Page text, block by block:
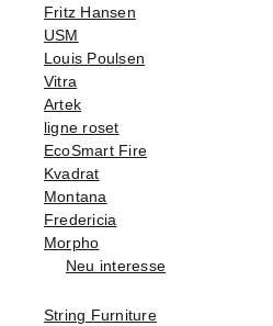
Fritz Hansen
USM
Louis Poulsen
Vitra
Artek
ligne roset
EcoSmart Fire
Kvadrat
Montana
Fredericia
Morpho
Neu interesse
String Furniture